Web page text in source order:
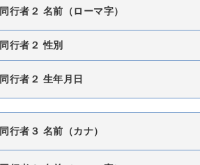
同行者２ 名前（ローマ字）
同行者２ 性別
同行者２ 生年月日
同行者３ 名前（カナ）